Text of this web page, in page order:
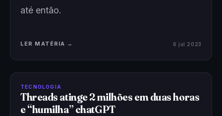
até então.
LER MATÉRIA → 6 jul 2023
TECNOLOGIA
Threads atinge 2 milhões em duas horas
e “humilha” chatGPT